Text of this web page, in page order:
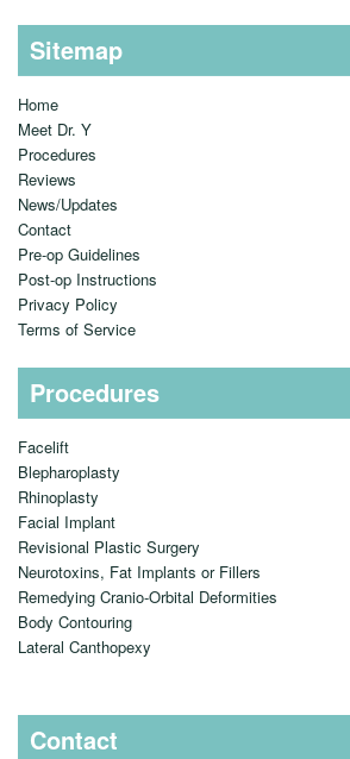
Sitemap
Home
Meet Dr. Y
Procedures
Reviews
News/Updates
Contact
Pre-op Guidelines
Post-op Instructions
Privacy Policy
Terms of Service
Procedures
Facelift
Blepharoplasty
Rhinoplasty
Facial Implant
Revisional Plastic Surgery
Neurotoxins, Fat Implants or Fillers
Remedying Cranio-Orbital Deformities
Body Contouring
Lateral Canthopexy
Contact